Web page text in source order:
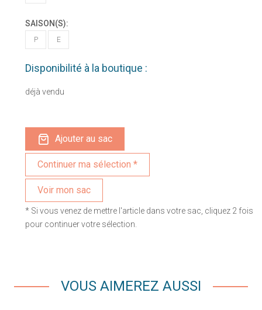
SAISON(S):
P E
Disponibilité à la boutique :
déjà vendu
Ajouter au sac
Voir mon sac
* Si vous venez de mettre l'article dans votre sac, cliquez 2 fois
pour continuer votre sélection.
VOUS AIMEREZ AUSSI